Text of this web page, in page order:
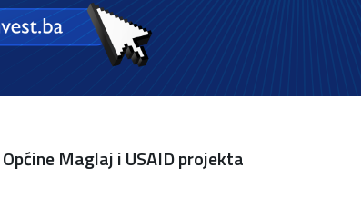
Maglaj i USAID projekta